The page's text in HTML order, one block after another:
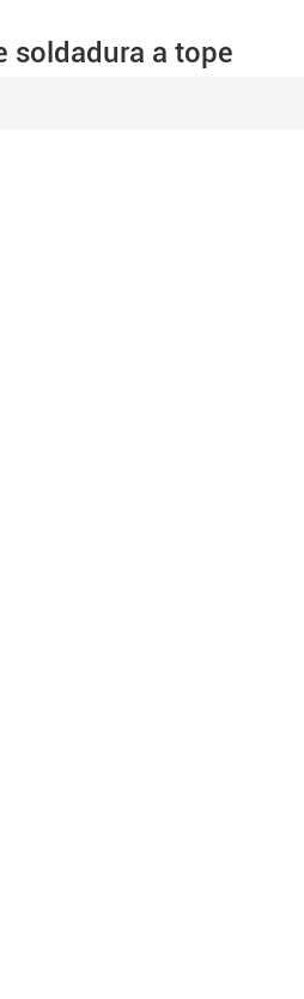
soldadura a tope